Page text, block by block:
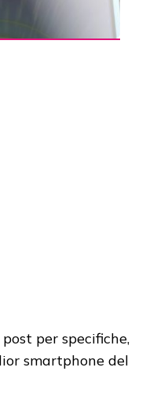
per specifiche,
smartphone del